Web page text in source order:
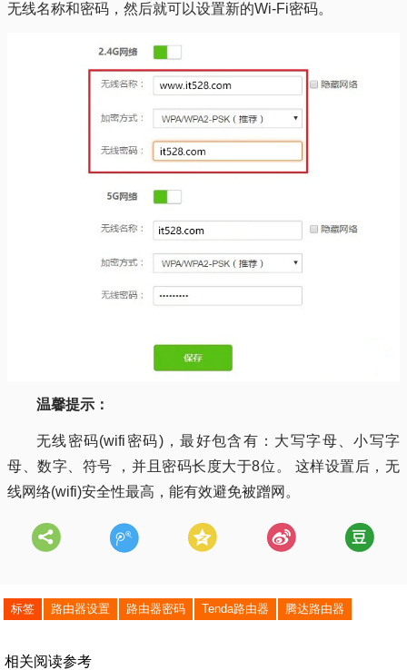
无线名称和密码，然后就可以设置新的Wi-Fi密码。
温馨提示：
无线密码(wifi密码)，最好包含有：大写字母、小写字
母、数字、符号 ，并且密码长度大于8位。 这样设置后，无
线网络(wifi)安全性最高，能有效避免被蹭网。
标签 路由器设置 路由器密码 Tenda路由器 腾达路由器
相关阅读参考